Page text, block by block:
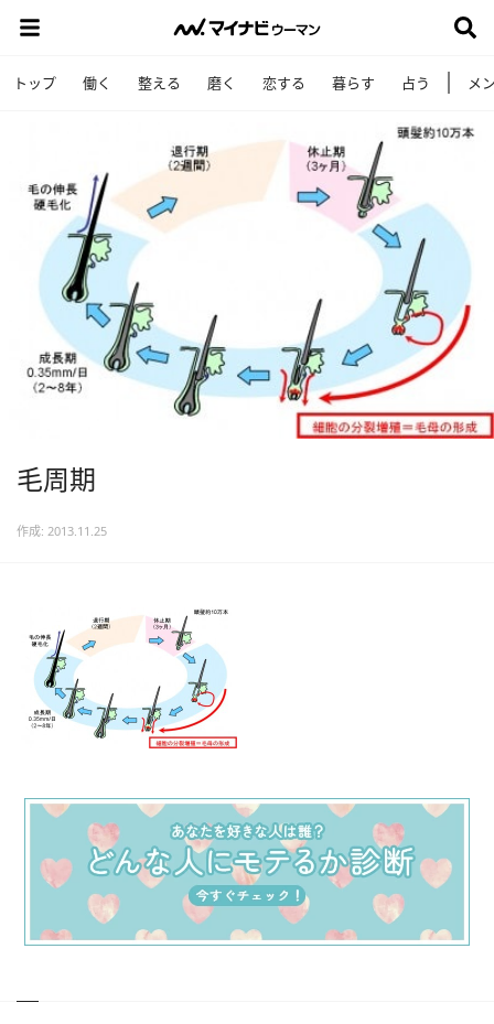
トップ 働く 整える 磨く 恋する 暮らす 占う メ
毛周期
作成: 2013.11.25